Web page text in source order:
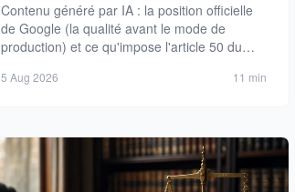
Contenu généré par IA : la position officielle
de Google (la qualité avant le mode de
production) et ce qu'impose l'article 50 du
5 Aug 2026 11 min